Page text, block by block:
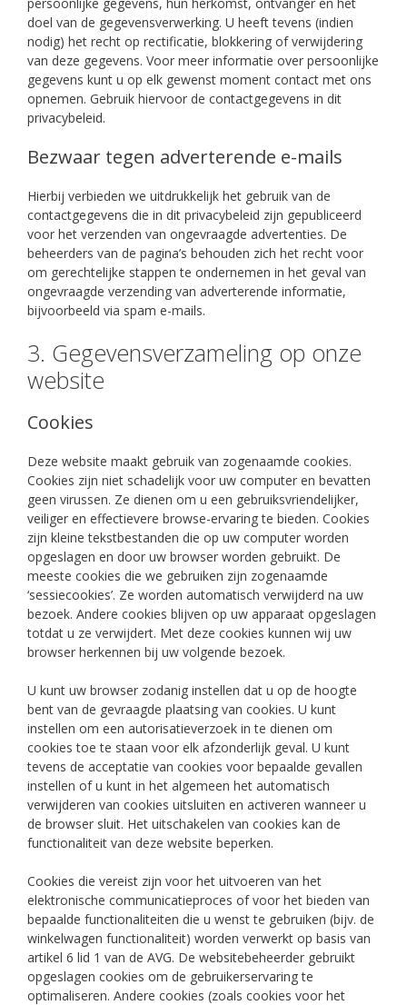
doel van de gegevensverwerking. U heeft tevens (indien
nodig) het recht op rectificatie, blokkering of verwijdering
van deze gegevens. Voor meer informatie over persoonlijke
gegevens kunt u op elk gewenst moment contact met ons
opnemen. Gebruik hiervoor de contactgegevens in dit
privacybeleid.
Bezwaar tegen adverterende e-mails
Hierbij verbieden we uitdrukkelijk het gebruik van de
contactgegevens die in dit privacybeleid zijn gepubliceerd
voor het verzenden van ongevraagde advertenties. De
beheerders van de pagina’s behouden zich het recht voor
om gerechtelijke stappen te ondernemen in het geval van
ongevraagde verzending van adverterende informatie,
bijvoorbeeld via spam e-mails.
3. Gegevensverzameling op onze
website
Cookies
Deze website maakt gebruik van zogenaamde cookies.
Cookies zijn niet schadelijk voor uw computer en bevatten
geen virussen. Ze dienen om u een gebruiksvriendelijker,
veiliger en effectievere browse-ervaring te bieden. Cookies
zijn kleine tekstbestanden die op uw computer worden
opgeslagen en door uw browser worden gebruikt. De
meeste cookies die we gebruiken zijn zogenaamde
‘sessiecookies’. Ze worden automatisch verwijderd na uw
bezoek. Andere cookies blijven op uw apparaat opgeslagen
totdat u ze verwijdert. Met deze cookies kunnen wij uw
browser herkennen bij uw volgende bezoek.
U kunt uw browser zodanig instellen dat u op de hoogte
bent van de gevraagde plaatsing van cookies. U kunt
instellen om een ​​autorisatieverzoek in te dienen om
cookies toe te staan ​​voor elk afzonderlijk geval. U kunt
tevens de acceptatie van cookies voor bepaalde gevallen
instellen of u kunt in het algemeen het automatisch
verwijderen van cookies uitsluiten en activeren wanneer u
de browser sluit. Het uitschakelen van cookies kan de
functionaliteit van deze website beperken.
Cookies die vereist zijn voor het uitvoeren van het
elektronische communicatieproces of voor het bieden van
bepaalde functionaliteiten die u wenst te gebruiken (bijv. de
winkelwagen functionaliteit) worden verwerkt op basis van
artikel 6 lid 1 van de AVG. De websitebeheerder gebruikt
opgeslagen cookies om de gebruikerservaring te
optimaliseren. Andere cookies (zoals cookies voor het